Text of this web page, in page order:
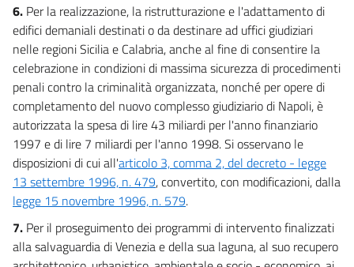
6. Per la realizzazione, la ristrutturazione e l'adattamento di
edifici demaniali destinati o da destinare ad uffici giudiziari
nelle regioni Sicilia e Calabria, anche al fine di consentire la
celebrazione in condizioni di massima sicurezza di procedimenti
penali contro la criminalità organizzata, nonché per opere di
completamento del nuovo complesso giudiziario di Napoli, è
autorizzata la spesa di lire 43 miliardi per l'anno finanziario
1997 e di lire 7 miliardi per l'anno 1998. Si osservano le
disposizioni di cui all'articolo 3, comma 2, del decreto - legge
13 settembre 1996, n. 479, convertito, con modificazioni, dalla
legge 15 novembre 1996, n. 579.
7. Per il proseguimento dei programmi di intervento finalizzati
alla salvaguardia di Venezia e della sua laguna, al suo recupero